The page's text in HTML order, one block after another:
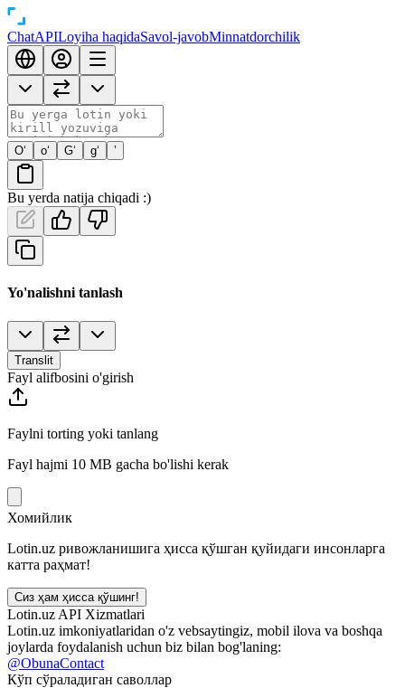
ChatAPILoyiha haqidaSavol-javobMinnatdorchilik
O‘ o‘ G‘ g‘ ’
Bu yerda natija chiqadi :)
Yo'nalishni tanlash
Translit
Fayl alifbosini o'girish
Faylni torting yoki tanlang
Fayl hajmi 10 MB gacha bo'lishi kerak
Хомийлик
Lotin.uz ривожланишига ҳисса қўшган қуйидаги инсонларга
катта раҳмат!
Сиз ҳам ҳисса қўшинг!
Lotin.uz API Xizmatlari
Lotin.uz imkoniyatlaridan o'z vebsaytingiz, mobil ilova va boshqa
joylarda foydalanish uchun biz bilan bog'laning:
@ObunaContact
Кўп сўраладиган саволлар